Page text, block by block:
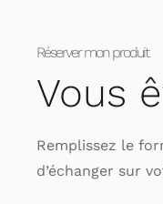
Réserver mon produit
Vous
Remplissez le
d’échanger sur